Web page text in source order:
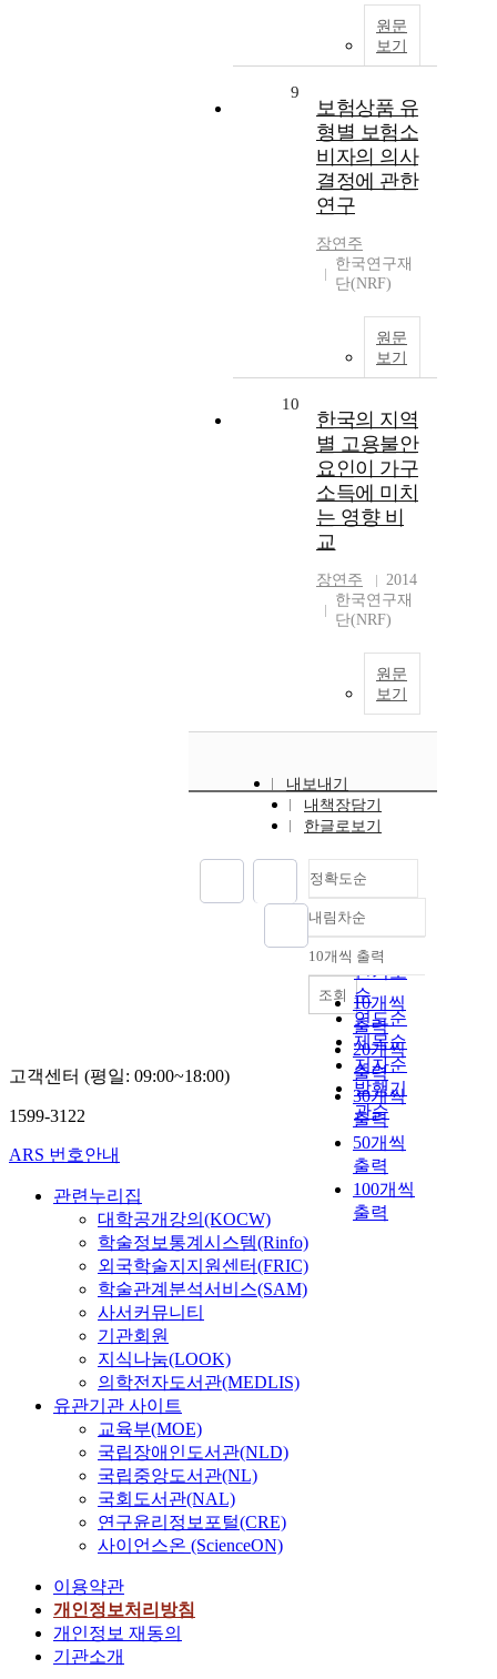
원문
보기
9
보험상품 유
형별 보험소
비자의 의사
결정에 관한
연구
장연주
한국연구재
단(NRF)
원문
보기
10
한국의 지역
별 고용불안
요인이 가구
소득에 미치
는 영향 비
교
장연주
2014
한국연구재
단(NRF)
원문
보기
내보내기
내책장담기
한글로보기
정확도순
정확도
순
인기도
순
연도순
제목순
저자순
발행기
관순
내림차순
내림차순
10개씩 출력
10개씩
출력
20개씩
출력
30개씩
출력
50개씩
출력
100개씩
출력
조회
고객센터 (평일: 09:00~18:00)
1599-3122
ARS 번호안내
관련누리집
대학공개강의(KOCW)
학술정보통계시스템(Rinfo)
외국학술지지원센터(FRIC)
학술관계분석서비스(SAM)
사서커뮤니티
기관회원
지식나눔(LOOK)
의학전자도서관(MEDLIS)
유관기관 사이트
교육부(MOE)
국립장애인도서관(NLD)
국립중앙도서관(NL)
국회도서관(NAL)
연구윤리정보포털(CRE)
사이언스온 (ScienceON)
이용약관
개인정보처리방침
개인정보 재동의
기관소개